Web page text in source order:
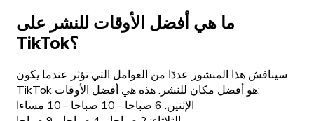
ما هي أفضل الأوقات للنشر على
TikTok؟
سيناقش هذا المنشور عددًا من العوامل التي تؤثر عندما يكون
TikTok هو أفضل مكان للنشر. هذه هي أفضل الأوقات:
الإثنين: 6 صباحا - 10 صباحا - 10 مساءا